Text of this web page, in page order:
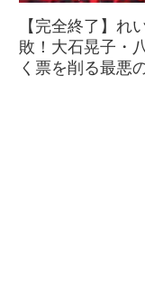
【完全終了】れ
敗！大石晃子・
く票を削る最悪